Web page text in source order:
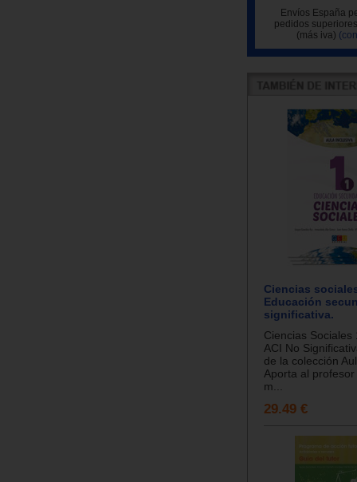
Envíos España
pedidos
(más iva)
Ciencias
Educación
significativa.
Ciencias Sociales
ACI No
de la colección
Aporta al
m...
29.49 €